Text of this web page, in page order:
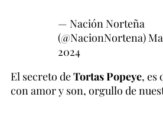
— Nación Norteña
(@NacionNortena)
2024
El secreto deTortas Popeye, es
con amor y son, orgullo de